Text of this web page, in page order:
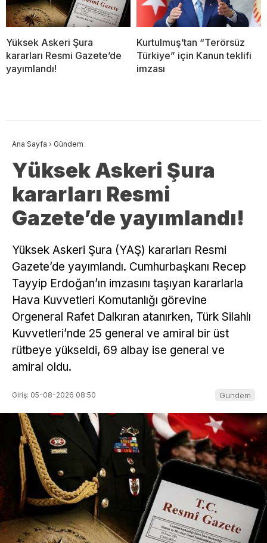
Yüksek Askeri Şura
kararları Resmi Gazete’de
yayımlandı!
Kurtulmuş’tan “Terörsüz
Türkiye” için Kanun teklifi
imzası
Ana Sayfa › Gündem
Yüksek Askeri Şura
kararları Resmi
Gazete’de yayımlandı!
Yüksek Askeri Şura (YAŞ) kararları Resmi
Gazete’de yayımlandı. Cumhurbaşkanı Recep
Tayyip Erdoğan’ın imzasını taşıyan kararlarla
Hava Kuvvetleri Komutanlığı görevine
Orgeneral Rafet Dalkıran atanırken, Türk Silahlı
Kuvvetleri’nde 25 general ve amiral bir üst
rütbeye yükseldi, 69 albay ise general ve
amiral oldu.
Giriş: 05-08-2026 08:50 Gündem